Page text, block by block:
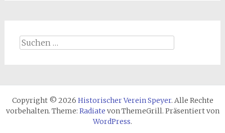
Suchen
Copyright © 2026 Historischer Verein Speyer. Alle Rechte
vorbehalten. Theme: Radiate von ThemeGrill. Präsentiert von
WordPress.